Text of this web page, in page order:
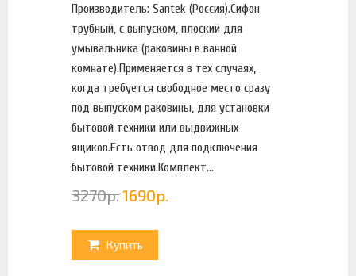
Производитель: Santek (Россия).Сифон
трубный, с выпуском, плоский для
умывальника (раковины в ванной
комнате).Применяется в тех случаях,
когда требуется свободное место сразу
под выпуском раковины, для установки
бытовой техники или выдвижных
ящиков.Есть отвод для подключения
бытовой техники.Комплект...
3270р.1690р.
Купить